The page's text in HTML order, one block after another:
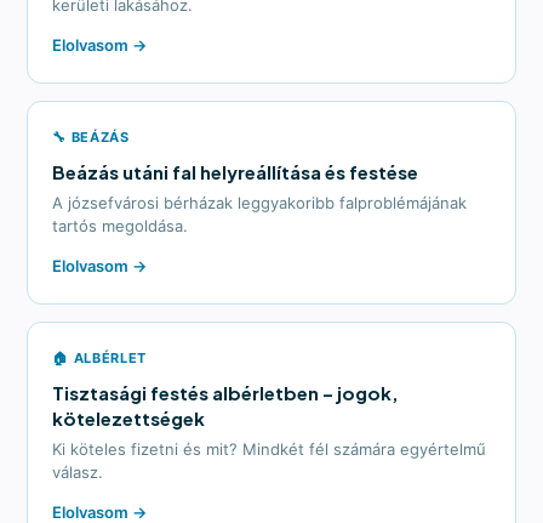
kerületi lakásához.
Elolvasom →
🔧 BEÁZÁS
Beázás utáni fal helyreállítása és festése
A józsefvárosi bérházak leggyakoribb falproblémájának
tartós megoldása.
Elolvasom →
🏠 ALBÉRLET
Tisztasági festés albérletben – jogok,
kötelezettségek
Ki köteles fizetni és mit? Mindkét fél számára egyértelmű
válasz.
Elolvasom →